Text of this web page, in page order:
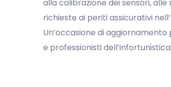
alla calibrazione dei sensori,
richieste ai periti assicurativi
Un’occasione di
e professionisti